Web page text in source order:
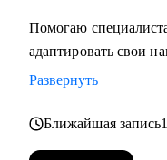
Помогаю
адаптировать свои
Развернуть
Ближайшая запись